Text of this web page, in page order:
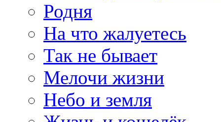
Родня
На что жалуетесь
Так не бывает
Мелочи жизни
Небо и земля